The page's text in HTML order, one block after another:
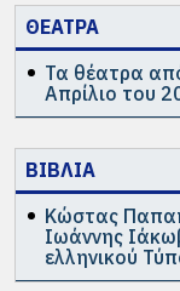
ΘΕΑΤΡΑ
Τα θέατρα
Απρίλιο του
ΒΙΒΛΙΑ
Κώστας
Ιωάννης
ελληνικού